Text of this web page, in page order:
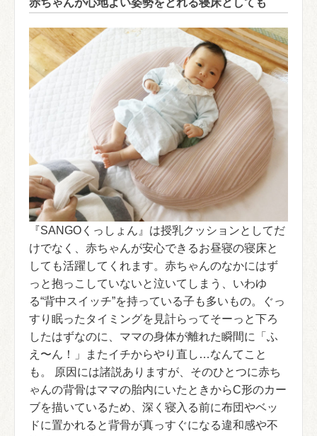
『SANGOくっしょん』は授乳クッションとしてだ
けでなく、赤ちゃんが安心できるお昼寝の寝床と
しても活躍してくれます。赤ちゃんのなかにはず
っと抱っこしていないと泣いてしまう、いわゆ
る“背中スイッチ”を持っている子も多いもの。ぐっ
すり眠ったタイミングを見計らってそーっと下ろ
したはずなのに、ママの身体が離れた瞬間に「ふ
え〜ん！」またイチからやり直し…なんてこと
も。 原因には諸説ありますが、そのひとつに赤ち
ゃんの背骨はママの胎内にいたときからC形のカー
ブを描いているため、深く寝入る前に布団やベッ
ドに置かれると背骨が真っすぐになる違和感や不